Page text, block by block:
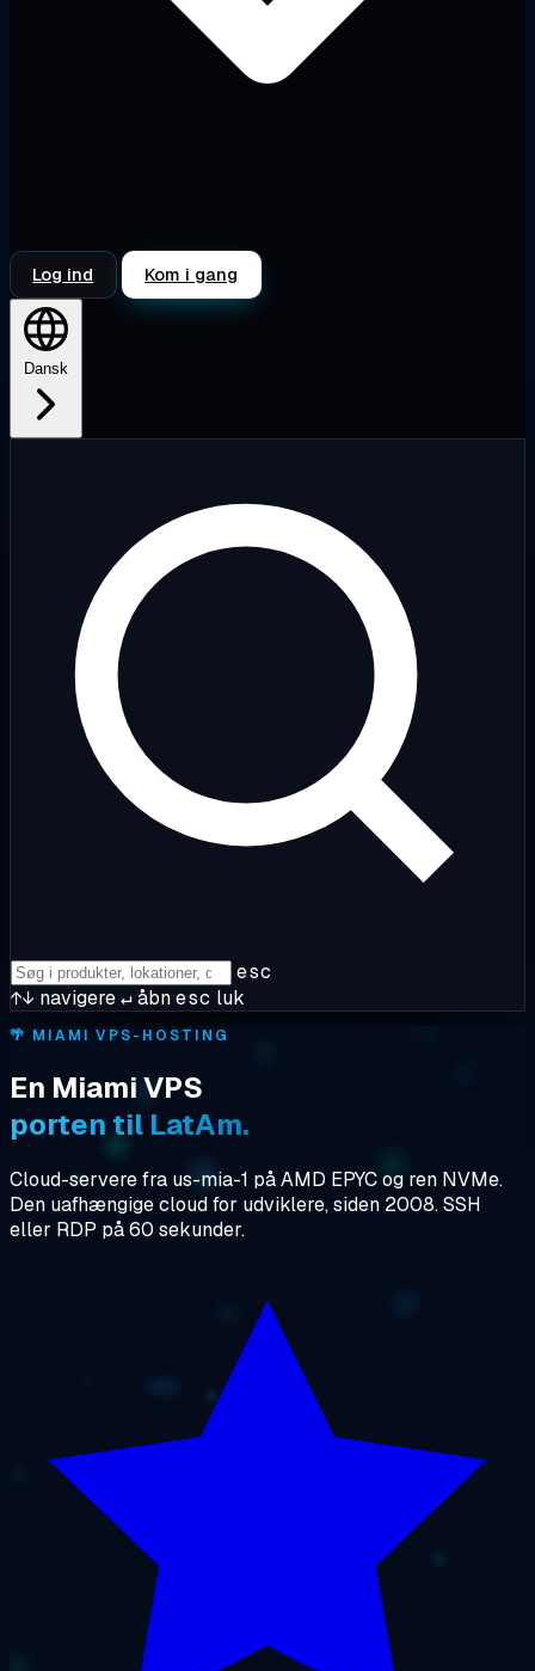
Log ind Kom i gang
Dansk
esc
↑↓ navigere↵åbnesc luk
🌴 MIAMI VPS-HOSTING
En Miami VPS
porten til LatAm.
Cloud-servere fra us-mia-1 på AMD EPYC og ren NVMe.
Den uafhængige cloud for udviklere, siden 2008. SSH
eller RDP på 60 sekunder.